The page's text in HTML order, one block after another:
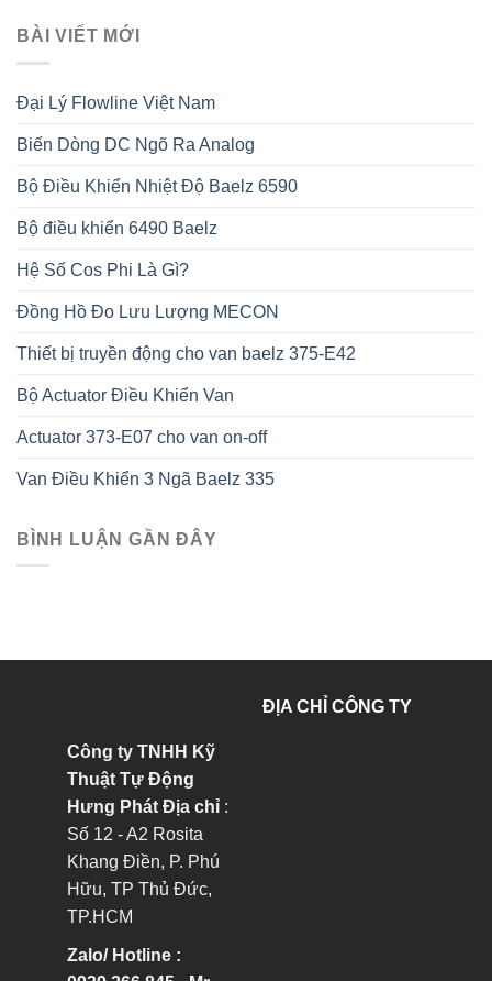
BÀI VIẾT MỚI
Đại Lý Flowline Việt Nam
Biến Dòng DC Ngõ Ra Analog
Bộ Điều Khiển Nhiệt Độ Baelz 6590
Bộ điều khiển 6490 Baelz
Hệ Số Cos Phi Là Gì?
Đồng Hồ Đo Lưu Lượng MECON
Thiết bị truyền động cho van baelz 375-E42
Bộ Actuator Điều Khiển Van
Actuator 373-E07 cho van on-off
Van Điều Khiển 3 Ngã Baelz 335
BÌNH LUẬN GẦN ĐÂY
Công ty TNHH Kỹ
Thuật Tự Động
Hưng Phát Địa chỉ :
Số 12 - A2 Rosita
Khang Điền, P. Phú
Hữu, TP Thủ Đức,
TP.HCM
Zalo/ Hotline :
ĐỊA CHỈ CÔNG TY